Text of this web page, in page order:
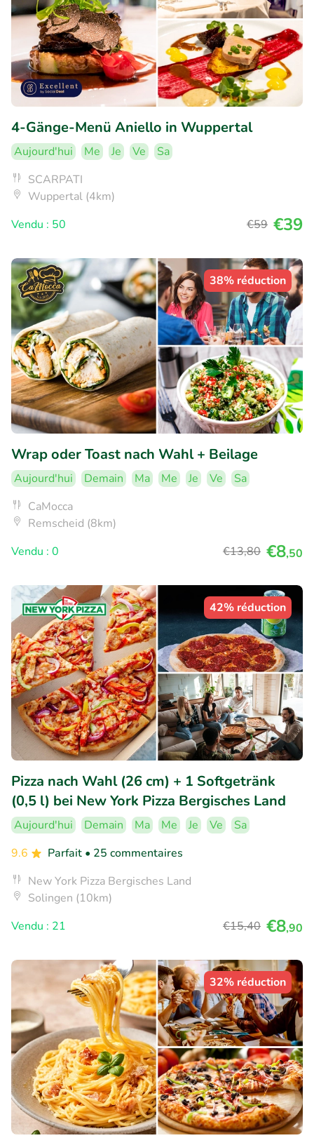
4-Gänge-Menü Aniello in Wuppertal
Aujourd'hui Me Je Ve
Sa
SCARPATI
Wuppertal (4km)
Vendu : 50
€59 €39
38% réduction
Wrap oder Toast nach Wahl + Beilage
Aujourd'hui Demain Ma Me Je Ve
Sa
CaMocca
Remscheid (8km)
Vendu : 0
€13,80 €8,50
42% réduction
Pizza nach Wahl (26 cm) + 1 Softgetränk
(0,5 l) bei New York Pizza Bergisches Land
Aujourd'hui Demain Ma Me Je Ve
Sa
9.6
Parfait • 25 commentaires
New York Pizza Bergisches Land
Solingen (10km)
Vendu : 21
€15,40 €8,90
32% réduction